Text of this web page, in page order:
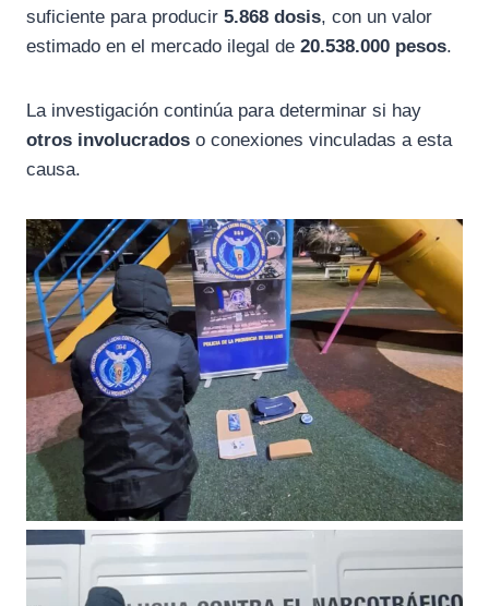
suficiente para producir 5.868 dosis, con un valor
estimado en el mercado ilegal de 20.538.000 pesos.
La investigación continúa para determinar si hay
otros involucrados o conexiones vinculadas a esta
causa.